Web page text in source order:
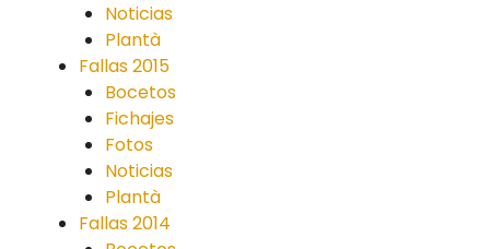
Noticias
Plantà
Fallas 2015
Bocetos
Fichajes
Fotos
Noticias
Plantà
Fallas 2014